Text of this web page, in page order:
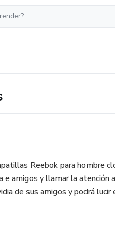
Reebok para hombre
e amigos y llamar la atención
de sus amigos y podrá